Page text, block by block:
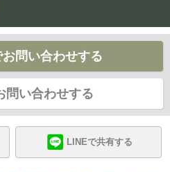
お問い合わせする
問い合わせする
LINEで共有する